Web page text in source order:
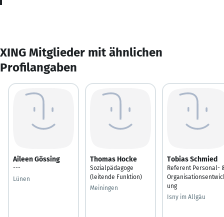
XING Mitglieder mit ähnlichen
Profilangaben
Aileen Gössing
---
Lünen
Thomas Hocke
Sozialpädagoge
(leitende Funktion)
Meiningen
Tobias Schmied
Referent Personal-
ung
Isny im Allgäu